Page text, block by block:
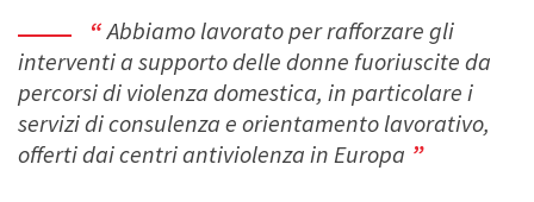
Abbiamo lavorato per rafforzare gli
interventi a supporto delle donne fuoriuscite da
percorsi di violenza domestica, in particolare i
servizi di consulenza e orientamento lavorativo,
offerti dai centri antiviolenza in Europa